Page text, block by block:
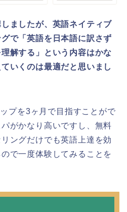
ましたが、英語ネイティブ
で「英語を日本語に訳さず
解する」という内容はかな
いくのは最適だと思いまし
プを3ヶ月で目指すことがで
がかなり高いですし、無料
ングだけでも英語上達を効
で一度体験してみることを